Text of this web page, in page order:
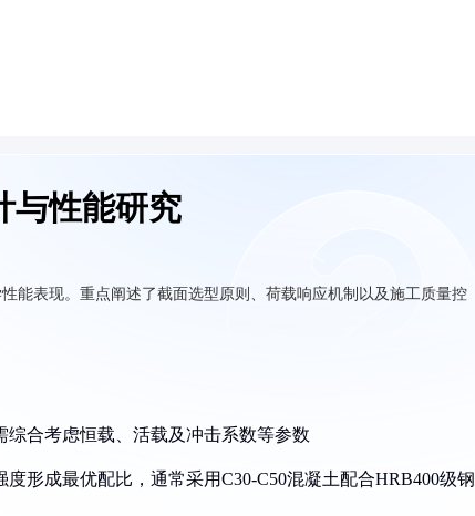
与性能研究
能表现。重点阐述了截面选型原则、荷载响应机制以及施工质量控
合考虑恒载、活载及冲击系数等参数
形成最优配比，通常采用C30-C50混凝土配合HRB400级钢